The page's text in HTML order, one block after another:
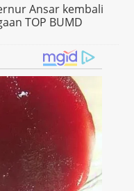
Ansar kembali
TOP BUMD